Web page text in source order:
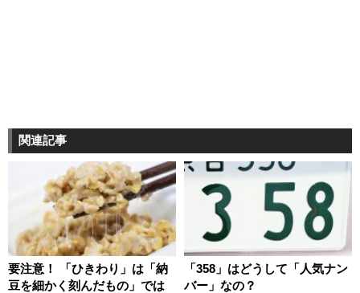
関連記事
要注意！ 「ひきわり」は「納
豆を細かく刻んだもの」では
「358」はどうして「人気ナン
バー」なの？